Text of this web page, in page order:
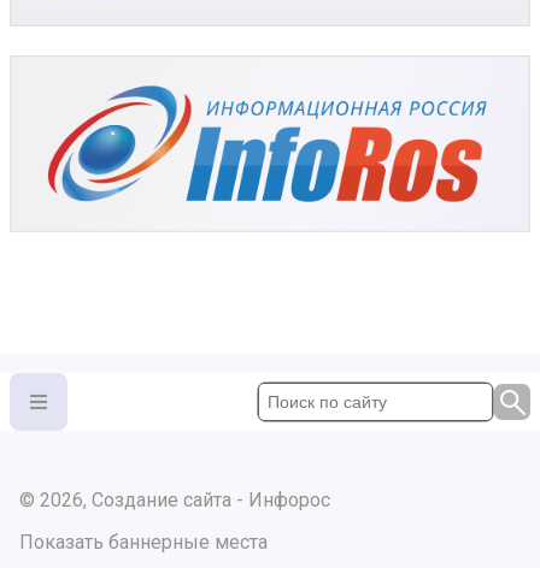
© 2026, Создание сайта - Инфорос
Показать баннерные места